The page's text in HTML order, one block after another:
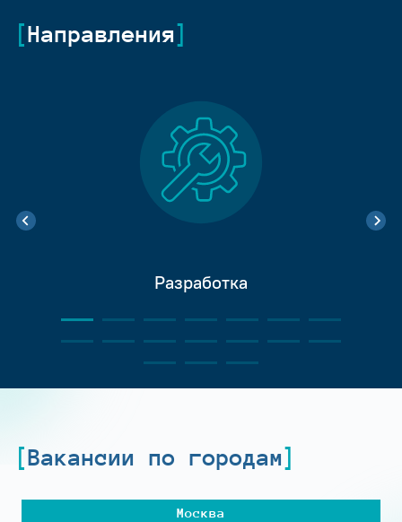
Направления
Разработка
Вакансии по городам
Москва